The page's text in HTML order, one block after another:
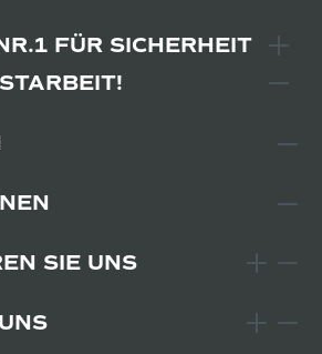
FÜR SICHERHEIT
SIE UNS